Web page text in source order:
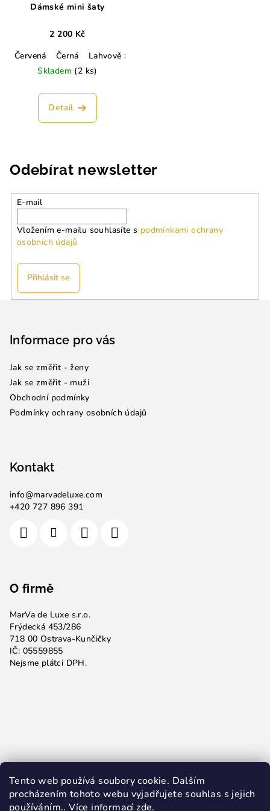
Tento web používá soubory cookie. Dalším
procházením tohoto webu vyjadřujete souhlas s jejich
používáním.. Více informacízde.
Dámské mini šaty
2 200 Kč
Červená
Černá Lahvově zelená
Skladem (2 ks)
Detail
Odebírat newsletter
E-mail
Vložením e-mailu souhlasíte s podmínkami ochrany
osobních údajů
Přihlásit se
Informace pro vás
Jak se změřit - ženy
Jak se změřit - muži
Obchodní podmínky
Podmínky ochrany osobních údajů
Kontakt
info@marvadeluxe.com
+420 727 896 391
O firmě
MarVa de Luxe s.r.o.
Frýdecká 453/286
718 00 Ostrava-Kunčičky
IČ: 05559855
Nejsme plátci DPH.